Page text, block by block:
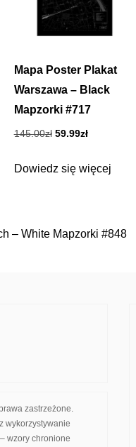
Mapa Poster Plakat
Warszawa – Black
Mapzorki #717
145.00zł Pierwotna
wynosiła:
59.99złAktualna
wynosi:
Dowiedz się więcej
– White Mapzorki #848
zastrzeżone.
wykorzystywanie
wzory chronione